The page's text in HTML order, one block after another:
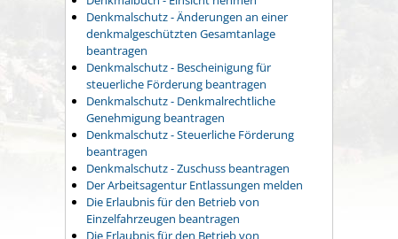
Denkmalschutz - Änderungen an einer
denkmalgeschützten Gesamtanlage
beantragen
Denkmalschutz - Bescheinigung für
steuerliche Förderung beantragen
Denkmalschutz - Denkmalrechtliche
Genehmigung beantragen
Denkmalschutz - Steuerliche Förderung
beantragen
Denkmalschutz - Zuschuss beantragen
Der Arbeitsagentur Entlassungen melden
Die Erlaubnis für den Betrieb von
Einzelfahrzeugen beantragen
Die Erlaubnis für den Betrieb von